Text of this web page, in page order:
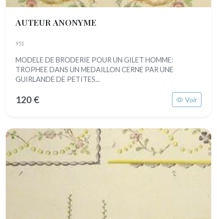
AUTEUR ANONYME
951
MODELE DE BRODERIE POUR UN GILET HOMME:
TROPHEE DANS UN MEDAILLON CERNE PAR UNE
GUIRLANDE DE PETITES...
120 € Voir